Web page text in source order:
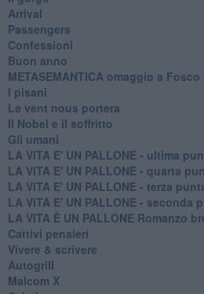
Arrival
Passengers
Confessioni
Buon anno
METASEMANTICA omaggio a Fosco
I pisani
Le vent nous portera
Il Nobel e il soffritto
Gli umani
LA VITA E' UN PALLONE - ultima
LA VITA E' UN PALLONE - quarta
LA VITA E' UN PALLONE - terza
LA VITA E' UN PALLONE - seconda
LA VITA È UN PALLONE Romanzo
Cattivi pensieri
Vivere & scrivere
Autogrill
Malcom X